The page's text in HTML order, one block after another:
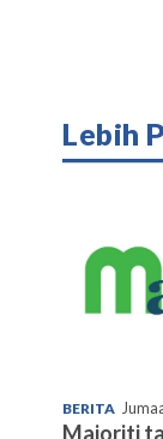
Lebih
BERITA
Majoriti